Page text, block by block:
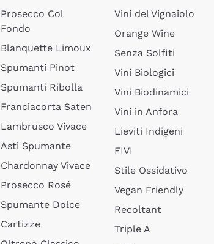
Prosecco Col
Fondo
Blanquette Limoux
Spumanti Pinot
Spumanti Ribolla
Franciacorta Saten
Lambrusco Vivace
Asti Spumante
Chardonnay Vivace
Prosecco Rosé
Spumante Dolce
Cartizze
Vini del Vignaiolo
Orange Wine
Senza Solfiti
Vini Biologici
Vini Biodinamici
Vini in Anfora
Lieviti Indigeni
FIVI
Stile Ossidativo
Vegan Friendly
Recoltant
Triple A